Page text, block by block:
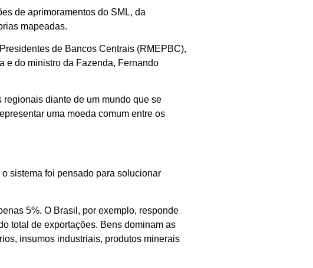
de aprimoramentos do SML, da
mapeadas.
de Bancos Centrais (RMEPBC),
e do ministro da Fazenda, Fernando
regionais diante de um mundo que se
uma moeda comum entre os
sistema foi pensado para solucionar
5%. O Brasil, por exemplo, responde
total de exportações. Bens dominam as
insumos industriais, produtos minerais